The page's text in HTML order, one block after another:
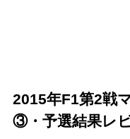
2015年F1第2戦
③・予選結果レ